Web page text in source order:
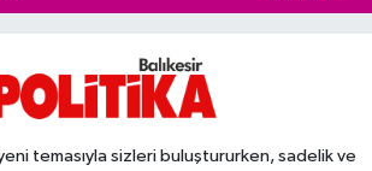
temasıyla sizleri buluştururken, sadelik ve